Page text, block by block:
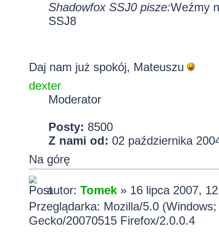
Shadowfox SSJ0 pisze:Weźmy
SSJ8
Daj nam już spokój, Mateuszu
dexter
Moderator
Posty: 8500
Z nami od: 02 października
Na górę
autor: Tomek» 16 lipca 2007,
Przeglądarka: Mozilla/5.0
Gecko/20070515 Firefox/2.0.0.4